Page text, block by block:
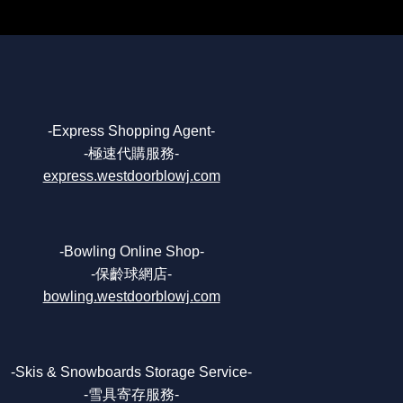
-Express Shopping Agent-
-極速代購服務-
express.westdoorblowj.com
-Bowling Online Shop-
-保齡球網店-
bowling.westdoorblowj.com
-Skis & Snowboards Storage Service-
-雪具寄存服務-